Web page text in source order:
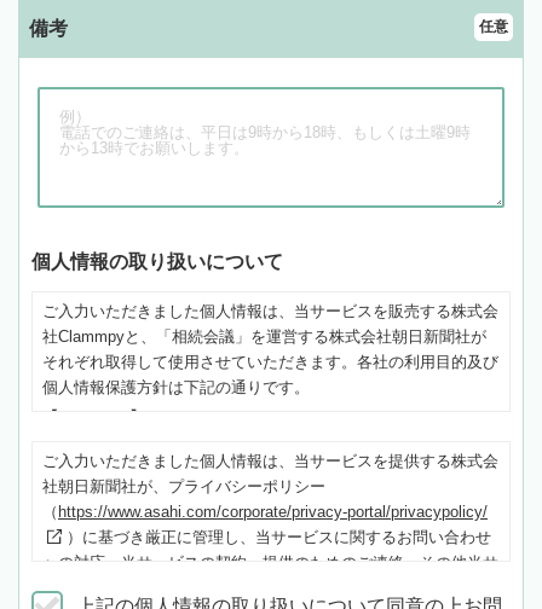
備考 任意
個人情報の取り扱いについて
ご入力いただきました個人情報は、当サービスを販売する株式会
社Clammpyと、「相続会議」を運営する株式会社朝日新聞社が
それぞれ取得して使用させていただきます。各社の利用目的及び
個人情報保護方針は下記の通りです。
スの契約・提供のためのご連絡、その他当サービス又は
Clammpyの商品・サービスに関するご案内
個人情報保護方針：https://clamppy.jp/company/#policy/
【朝日新聞社】
関するご案内
ご入力いただきました個人情報は、当サービスを提供する株式会
社朝日新聞社が、プライバシーポリシー
（ https://www.asahi.com/corporate/privacy-portal/privacypolicy/
）に基づき厳正に管理し、当サービスに関するお問い合わせ
への対応、当サービスの契約・提供のためのご連絡、その他当サ
ービス又は当社の商品・サービスに関するご案内のみに使用させ